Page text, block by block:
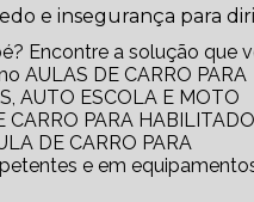
e insegurança para
Encontre a solução que
AULAS DE CARRO PARA
AUTO ESCOLA E MOTO
CARRO PARA
DE CARRO PARA
e em